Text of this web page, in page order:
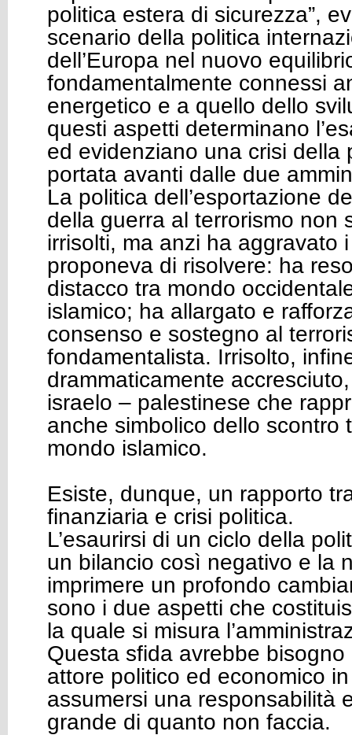
politica estera di sicurezza”,
scenario della politica
dell’Europa nel nuovo
fondamentalmente connessi
energetico e a quello dello
questi aspetti determinano
ed evidenziano una crisi della
portata avanti dalle due
La politica dell’esportazione
della guerra al terrorismo non
irrisolti, ma anzi ha aggravato
proponeva di risolvere: ha
distacco tra mondo
islamico; ha allargato e
consenso e sostegno al
fondamentalista. Irrisolto,
drammaticamente
israelo – palestinese che
anche simbolico dello scontro
mondo islamico.
Esiste, dunque, un rapporto
finanziaria e crisi politica.
L’esaurirsi di un ciclo della
un bilancio così negativo e la
imprimere un profondo
sono i due aspetti che
la quale si misura
Questa sfida avrebbe
attore politico ed economico
assumersi una responsabilità
grande di quanto non faccia.